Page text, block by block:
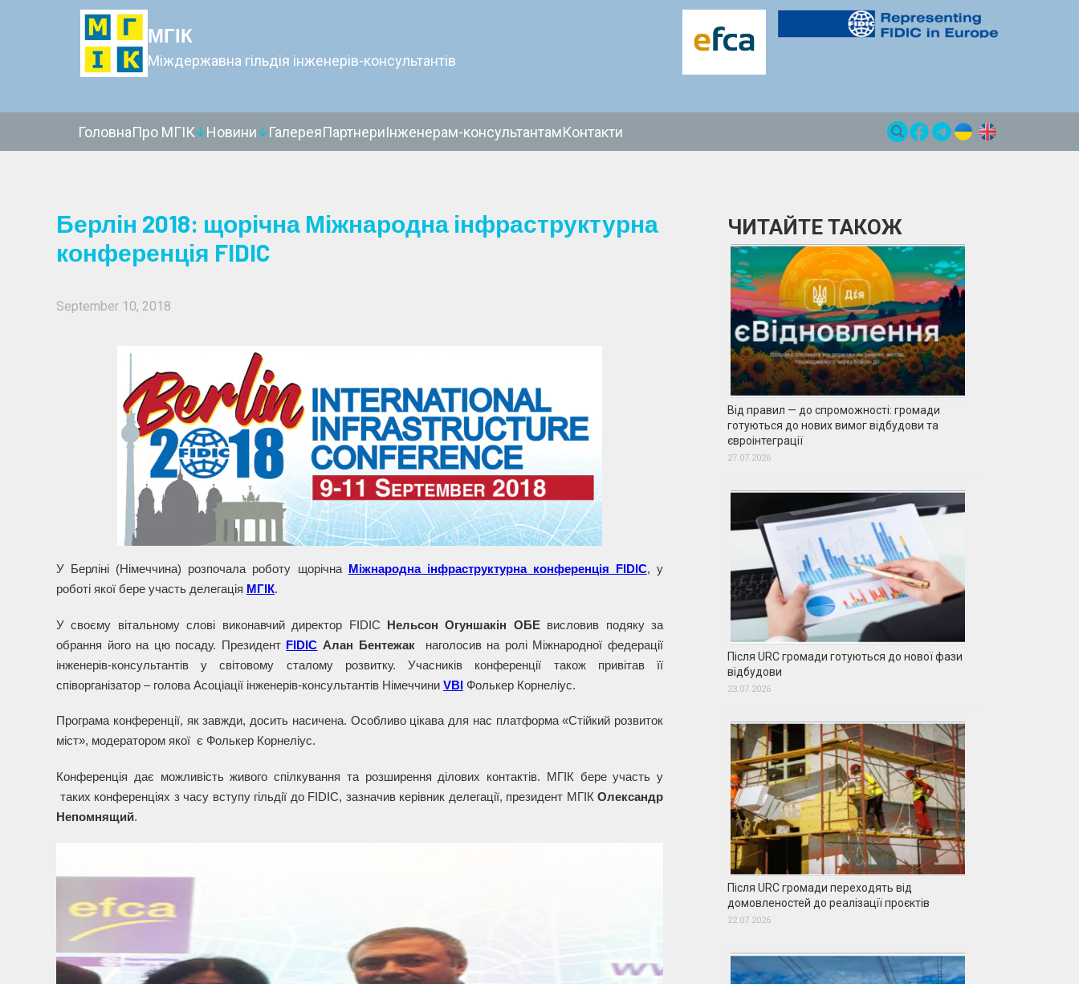
МГІК
Міждержавна гільдія інженерів-консультантів
ГоловнаПро МГІК Новини ГалереяПартнериІнженерам-консультантамКонтакти
Берлін 2018: щорічна Міжнародна інфраструктурна
конференція FIDIC
September 10, 2018
У Берліні (Німеччина) розпочала роботу щорічна Міжнародна інфраструктурна конференція FIDIC, у
роботі якої бере участь делегація МГІК.
У своєму вітальному слові виконавчий директор FIDIC Нельсон Огуншакін ОБЕвисловив подяку за
обрання його на цю посаду. Президент FIDIC Алан Бентежакнаголосив на ролі Міжнародної федерації
інженерів-консультантів у світовому сталому розвитку. Учасників конференції також привітав її
співорганізатор – голова Асоціації інженерів-консультантів Німеччини VBI Фолькер Корнеліус.
Програма конференції, як завжди, досить насичена. Особливо цікава для нас платформа «Стійкий розвиток
міст», модератором якої є Фолькер Корнеліус.
Конференція дає можливість живого спілкування та розширення ділових контактів. МГІК бере участь у
таких конференціях з часу вступу гільдії до FIDIC, зазначив керівник делегації, президент МГІК Олександр
Непомнящий.
ЧИТАЙТЕ ТАКОЖ
Від правил — до спроможності: громади
готуються до нових вимог відбудови та
євроінтеграції
27.07.2026
Після URC громади готуються до нової фази
відбудови
23.07.2026
Після URC громади переходять від
домовленостей до реалізації проєктів
22.07.2026